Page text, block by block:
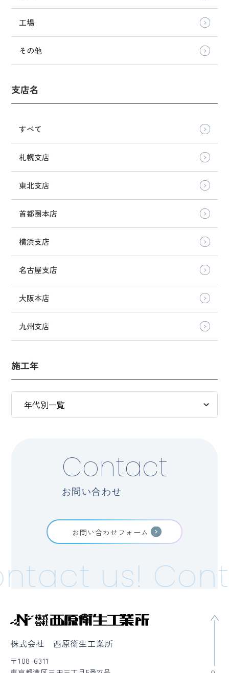
工場
その他
支店名
すべて
札幌支店
東北支店
首都圏本店
横浜支店
名古屋支店
大阪本店
九州支店
施工年
Contact
お問い合わせ
お問い合わせフォーム
us!
株式会社 西原衛生工業所
〒108-6311